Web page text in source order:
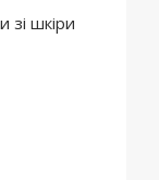
зі шкіри